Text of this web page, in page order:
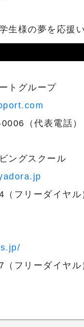
生様の夢を応援
トグループ
（代表電話）
ングスクール
フリーダイヤル
フリーダイヤル